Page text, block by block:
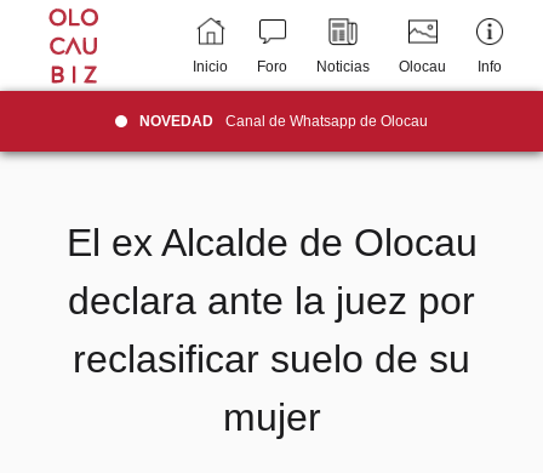
Inicio Foro Noticias Olocau Info
NOVEDAD Canal de Whatsapp de Olocau
El ex Alcalde de Olocau
declara ante la juez por
reclasificar suelo de su
mujer